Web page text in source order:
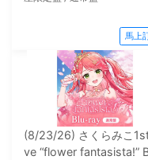
馬上
(8/23/26) さくらみこ
ve “flower fantasista!”